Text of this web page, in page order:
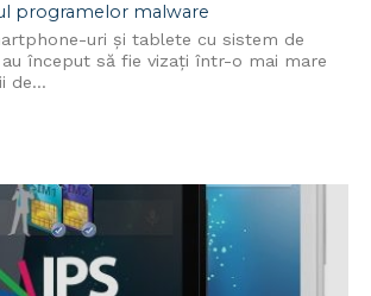
programelor malware
uri și tablete cu sistem de
început să fie vizați într-o mai mare
de...